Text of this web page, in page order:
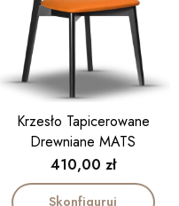
Krzesło Tapicerowane
Drewniane MATS
Cena
410,00 zł
Skonfiguruj